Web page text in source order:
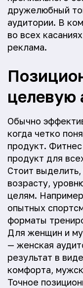
дружелюбный
аудитории. В
во всех
реклама.
целевую
Обычно
когда четко
продукт.
продукт для
Стоит
возрасту,
целям.
опытных
форматы
Для женщин и
— женская
результат в
комфорта,
Точное